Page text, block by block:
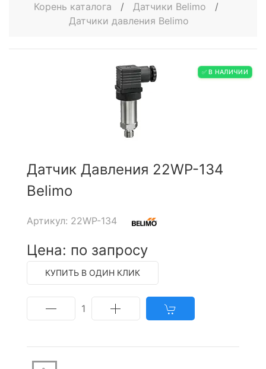
Корень каталога / Датчики Belimo
/
Датчики давления Belimo
✅ В НАЛИЧИИ
Датчик Давления 22WP-134
Belimo
Артикул: 22WP-134
Цена: по запросу
КУПИТЬ В ОДИН КЛИК
1